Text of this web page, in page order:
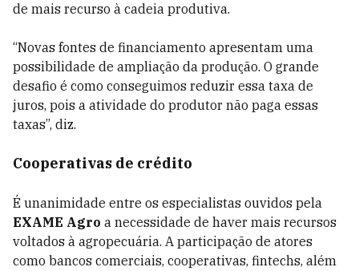
de mais recurso à cadeia produtiva.
“Novas fontes de financiamento apresentam uma
possibilidade de ampliação da produção. O grande
desafio é como conseguimos reduzir essa taxa de
juros, pois a atividade do produtor não paga essas
taxas”, diz.
Cooperativas de crédito
É unanimidade entre os especialistas ouvidos pela
EXAME Agro a necessidade de haver mais recursos
voltados à agropecuária. A participação de atores
como bancos comerciais, cooperativas, fintechs, além